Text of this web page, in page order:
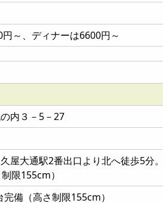
～、ディナーは6600円～
内３－5－27
屋大通駅2番出口より北へ徒歩5分
限155cm）
備（高さ制限155cm）